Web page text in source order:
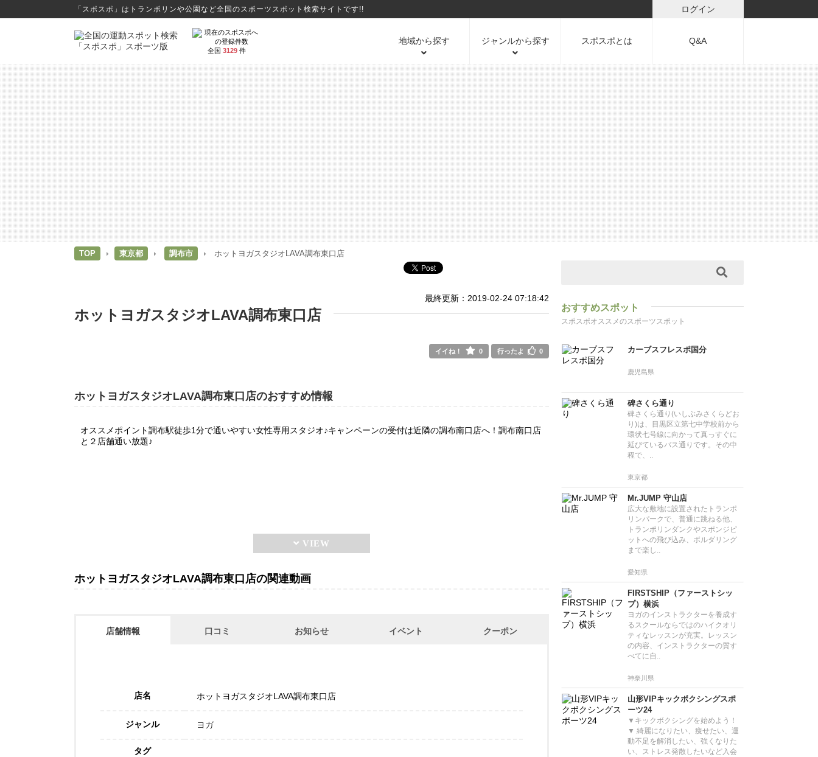
「スポスポ」はトランポリンや公園など全国のスポーツスポット検索サイトです!! ログイン
全国 3129件
地域から探す ジャンルから探す スポスポとは Q&A
TOP 東京都 調布市 ホットヨガスタジオLAVA調布東口店
最終更新：2019-02-24 07:18:42
ホットヨガスタジオLAVA調布東口店
イイね！ 0 行ったよ 0
ホットヨガスタジオLAVA調布東口店のおすすめ情報
オススメポイント調布駅徒歩1分で通いやすい女性専用スタジオ♪キャンペーンの受付は近隣の調布南口店へ！調布南口店
と２店舗通い放題♪
ホットヨガスタジオLAVA調布東口店の関連動画
店舗情報 口コミ お知らせ イベント クーポン
店名 ホットヨガスタジオLAVA調布東口店
ジャンル ヨガ
タグ
おすすめスポット
スポスポオススメのスポーツスポット
カーブスフレスポ国分
鹿児島県
碑さくら通り
碑さくら通り(いしぶみさくらどお
り)は、目黒区立第七中学校前から
環状七号線に向かって真っすぐに
延びているバス通りです。その中
程で、..
東京都
Mr.JUMP 守山店
広大な敷地に設置されたトランポ
リンパークで、普通に跳ねる他、
トランポリンダンクやスポンジピ
ットへの飛び込み、ボルダリング
まで楽し..
愛知県
FIRSTSHIP（ファーストシッ
プ）横浜
ヨガのインストラクターを養成す
るスクールならではのハイクオリ
ティなレッスンが充実。レッスン
の内容、インストラクターの質す
べてに自..
神奈川県
山形VIPキックボクシングスポ
ーツ24
▼キックボクシングを始めよう！
▼ 綺麗になりたい、痩せたい、運
動不足を解消したい、強くなりた
い、ストレス発散したいなど入会